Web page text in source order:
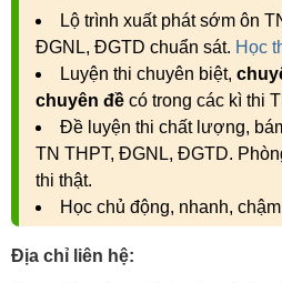
Lộ trình xuất phát sớm ôn
ĐGNL, ĐGTD chuẩn sát. Học
Luyện thi chuyên biệt,
chuyên đề có trong các kì thi
Đề luyện thi chất lượng,
TN THPT, ĐGNL, ĐGTD.
thi thật.
Học chủ động, nhanh,
Địa chỉ liên hệ: